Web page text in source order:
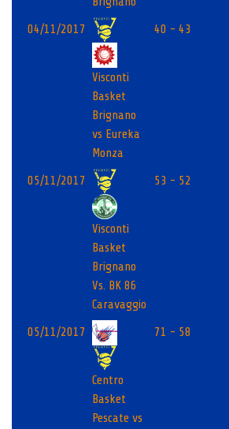
04/11/2017
Visconti
Basket
Brignano
vs Eureka
Monza
40 - 43
05/11/2017
Visconti
Basket
Brignano
Vs. BK 86
Caravaggio
53 - 52
05/11/2017
Centro
Basket
Pescate vs
71 - 58